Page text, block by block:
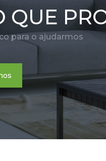
QUE
para o ajudarmos